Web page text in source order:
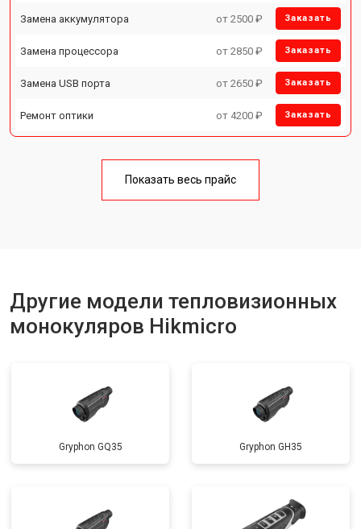
Замена аккумулятора от 2500 ₽ Заказать
Замена процессора от 2850 ₽ Заказать
Замена USB порта от 2650 ₽ Заказать
Ремонт оптики от 4200 ₽ Заказать
Показать весь прайс
Другие модели тепловизионных
монокуляров Hikmicro
Gryphon GQ35 Gryphon GH35